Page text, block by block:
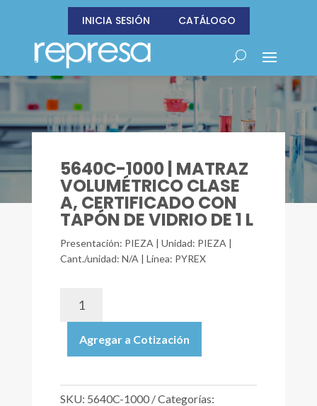
INICIA SESIÓN CATÁLOGO
5640C-1000 | MATRAZ
VOLUMÉTRICO CLASE
A, CERTIFICADO CON
TAPÓN DE VIDRIO DE 1 L
Presentación: PIEZA | Unidad: PIEZA |
Cant./unidad: N/A | Línea: PYREX
1000
MATRAZ
VOLUMÉTRICO
A,
Agregar a Cotización
SKU: 5640C-1000
Categorías: